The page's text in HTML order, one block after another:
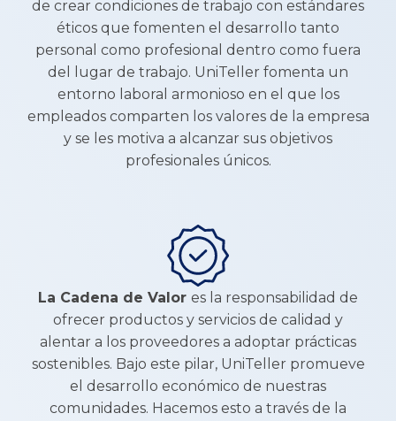
de crear condiciones de trabajo con estándares
éticos que fomenten el desarrollo tanto
personal como profesional dentro como fuera
del lugar de trabajo. UniTeller fomenta un
entorno laboral armonioso en el que los
empleados comparten los valores de la empresa
y se les motiva a alcanzar sus objetivos
profesionales únicos.
La Cadena de Valor es la responsabilidad de
ofrecer productos y servicios de calidad y
alentar a los proveedores a adoptar prácticas
sostenibles. Bajo este pilar, UniTeller promueve
el desarrollo económico de nuestras
comunidades. Hacemos esto a través de la